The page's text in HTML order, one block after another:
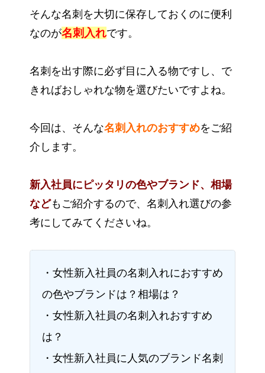
そんな名刺を大切に保存しておくのに便利
なのが名刺入れです。
名刺を出す際に必ず目に入る物ですし、で
きればおしゃれな物を選びたいですよね。
今回は、そんな名刺入れのおすすめをご紹
介します。
新入社員にピッタリの色やブランド、相場
などもご紹介するので、名刺入れ選びの参
考にしてみてくださいね。
・女性新入社員の名刺入れにおすすめ
の色やブランドは？相場は？
・女性新入社員の名刺入れおすすめ
は？
・女性新入社員に人気のブランド名刺